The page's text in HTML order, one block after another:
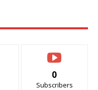
0
Subscribers